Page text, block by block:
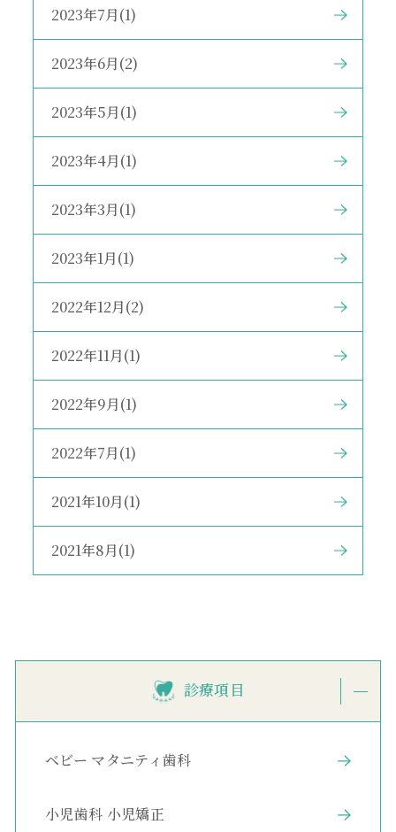
2023年7月(1)
2023年6月(2)
2023年5月(1)
2023年4月(1)
2023年3月(1)
2023年1月(1)
2022年12月(2)
2022年11月(1)
2022年9月(1)
2022年7月(1)
2021年10月(1)
2021年8月(1)
診療項目
ベビー マタニティ歯科
小児歯科 小児矯正